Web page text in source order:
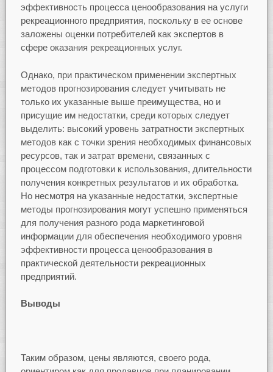
эффективность процесса ценообразования на услуги
рекреационного предприятия, поскольку в ее основе
заложены оценки потребителей как экспертов в
сфере оказания рекреационных услуг.
Однако, при практическом применении экспертных
методов прогнозирования следует учитывать не
только их указанные выше преимущества, но и
присущие им недостатки, среди которых следует
выделить: высокий уровень затратности экспертных
методов как с точки зрения необходимых финансовых
ресурсов, так и затрат времени, связанных с
процессом подготовки к использования, длительности
получения конкретных результатов и их обработка.
Но несмотря на указанные недостатки, экспертные
методы прогнозирования могут успешно применяться
для получения разного рода маркетинговой
информации для обеспечения необходимого уровня
эффективности процесса ценообразования в
практической деятельности рекреационных
предприятий.
Выводы
Таким образом, цены являются, своего рода,